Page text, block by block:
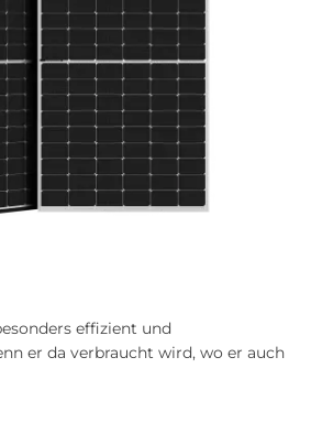
effizient und
er da verbraucht wird, wo er auch